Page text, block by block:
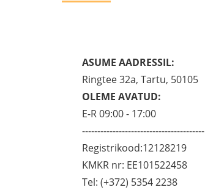
ASUME AADRESSIL:
Ringtee 32a, Tartu, 50105
OLEME AVATUD:
E-R 09:00 - 17:00
----------------------------------------
Registrikood:12128219
KMKR nr: EE101522458
Tel: (+372) 5354 2238